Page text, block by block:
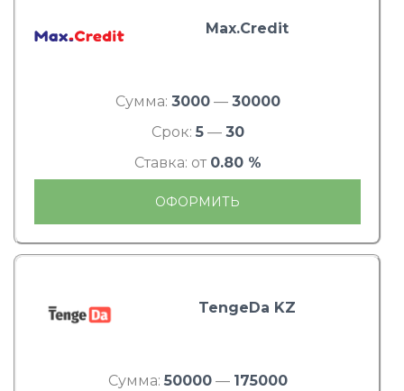
Max.Credit
Сумма: 3000— 30000
Срок: 5— 30
Ставка: от 0.80 %
ОФОРМИТЬ
TengeDa KZ
Сумма: 50000— 175000